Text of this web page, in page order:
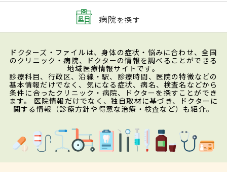
病院を探す
ドクターズ・ファイルは、身体の症状・悩みに合わせ、全国
のクリニック・病院、ドクターの情報を調べることができる
地域医療情報サイトです。
診療科目、行政区、沿線・駅、診療時間、医院の特徴などの
基本情報だけでなく、気になる症状、病名、検査名などから
条件に合ったクリニック・病院、ドクターを探すことができ
ます。 医院情報だけでなく、独自取材に基づき、ドクターに
関する情報（診療方針や得意な治療・検査など）も紹介。